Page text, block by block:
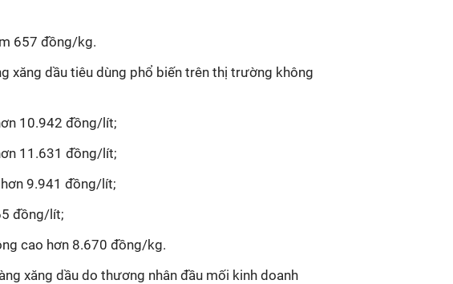
657 đồng/kg.
xăng dầu tiêu dùng phổ biến trên thị trường không
10.942 đồng/lít;
11.631 đồng/lít;
9.941 đồng/lít;
đồng/lít;
cao hơn 8.670 đồng/kg.
xăng dầu do thương nhân đầu mối kinh doanh